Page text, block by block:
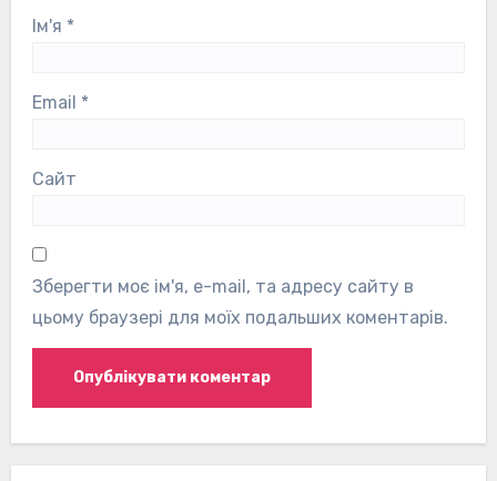
Ім'я *
Email *
Сайт
Зберегти моє ім'я, e-mail, та адресу сайту в
цьому браузері для моїх подальших коментарів.